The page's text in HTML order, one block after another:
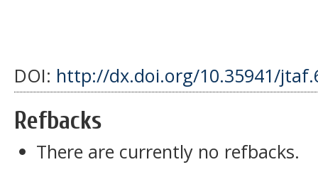
DOI: http://dx.doi.org/10.35941/
Refbacks
There are currently no refbacks.